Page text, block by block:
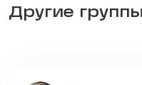
Другие